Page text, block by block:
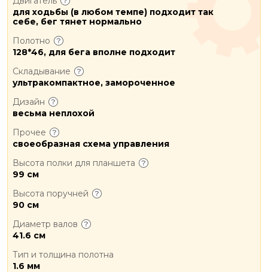
для ходьбы (в любом темпе) подходит так
себе, бег тянет нормально
Полотно
128*46, для бега вполне подходит
Складывание
ультракомпактное, замороченное
Дизайн
весьма неплохой
Прочее
своеобразная схема управления
Высота полки для планшета
99 см
Высота поручней
90 см
Диаметр валов
41.6 см
Тип и толщина полотна
1.6 мм